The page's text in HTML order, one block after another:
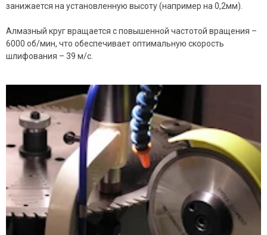
занижается на установленную высоту (например на 0,2мм).
Алмазный круг вращается с повышенной частотой вращения –
6000 об/мин, что обеспечивает оптимальную скорость
шлифования – 39 м/с.